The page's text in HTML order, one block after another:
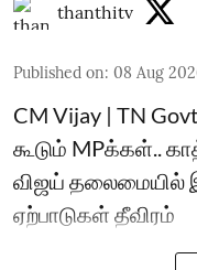
thanthitv
Published on: 08 Aug
CM Vijay | TN
கூடும் MPக்கள்..
விஜய் தலைமையில்
ஏற்பாடுகள் தீவிரம்